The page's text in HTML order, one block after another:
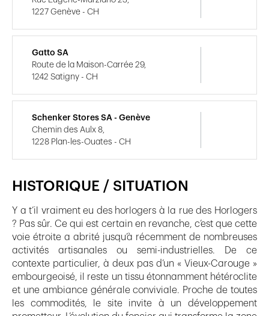
HISTORIQUE / SITUATION
Y a t’il vraiment eu des horlogers à la rue des Horlogers
? Pas sûr. Ce qui est certain en revanche, c’est que cette
voie étroite a abrité jusqu’à récemment de nombreuses
activités artisanales ou semi-industrielles. De ce
contexte particulier, à deux pas d’un « Vieux-Carouge »
embourgeoisé, il reste un tissu étonnamment hétéroclite
et une ambiance générale conviviale. Proche de toutes
les commodités, le site invite à un développement
1227 Genève - CH
Gatto SA
Route de la Maison-Carrée 29,
1242 Satigny - CH
Schenker Stores SA - Genève
Chemin des Aulx 8,
1228 Plan-les-Ouates - CH